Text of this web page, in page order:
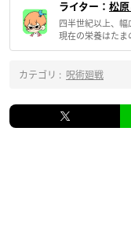
ライター： 松原
四半世紀以上、幅
現在の栄養はたま
カテゴリ : 呪術廻戦